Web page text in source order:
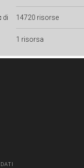
di 14720 risorse
1 risorsa